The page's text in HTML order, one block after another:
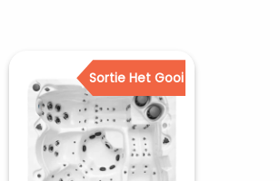
Sortie Het Gooi